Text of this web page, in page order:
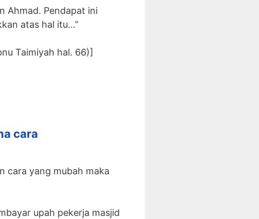
Ahmad. Pendapat ini
atas hal itu…”
Taimiyah hal. 66)]
cara
cara yang mubah maka
upah pekerja masjid